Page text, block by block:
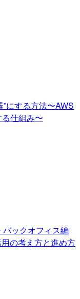
”にする方法〜AWS
仕組み〜
バックオフィス編
の考え方と進め方